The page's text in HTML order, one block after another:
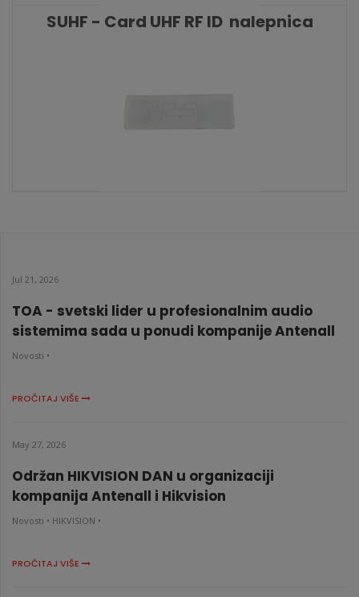
SUHF - Card UHF RF ID nalepnica
Jul 21, 2026
TOA - svetski lider u profesionalnim audio
sistemima sada u ponudi kompanije Antenall
Novosti •
PROČITAJ VIŠE
May 27, 2026
Održan HIKVISION DAN u organizaciji
kompanija Antenall i Hikvision
Novosti • HIKVISION •
PROČITAJ VIŠE